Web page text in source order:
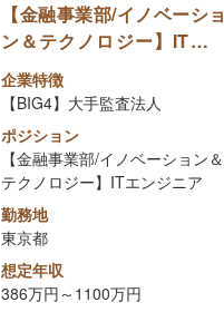
【金融事業部/イノベーシ
ン＆テクノロジー】ITエ
ジニア
企業特徴
【BIG4】大手監査法人
ポジション
【金融事業部/イノベーション＆
テクノロジー】ITエンジニア
勤務地
東京都
想定年収
386万円～1100万円